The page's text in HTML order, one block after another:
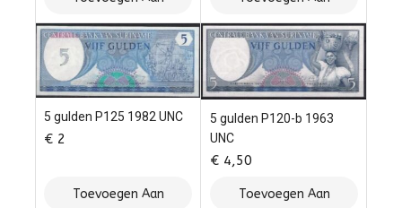
Winkelwagen
Winkelwagen
5 gulden P125 1982 UNC
€ 2
Toevoegen Aan
5 gulden P120-b 1963
UNC
€ 4,50
Toevoegen Aan